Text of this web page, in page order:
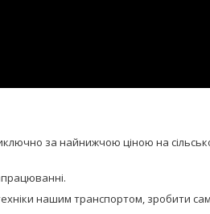
за найнижчою ціною на
нашим транспортом, зробити